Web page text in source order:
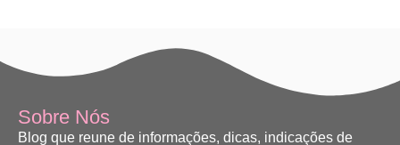
Sobre Nós
Blog que reune de informações, dicas, indicações de